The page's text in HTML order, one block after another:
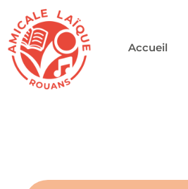
Accueil